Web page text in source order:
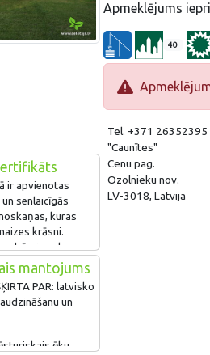
ir apvienotas
senlaicīgās
kuras
krāsni.
bērniem, kurus
programmām un
Saimnieki
un pļavu
saglabāšanu,
stāsta par
arī sadarbojas ar
mantojums
PAR: latvisko
un
ēku
Apmeklējums
40
Tel. +371 26352395
"Caunītes"
Cenu pag.
Ozolnieku nov.
LV-3018, Latvija